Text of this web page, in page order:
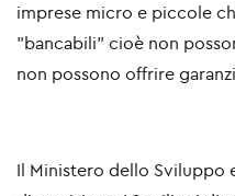
imprese micro e piccole
"bancabili" cioè non
non possono offrire
Il Ministero dello Sviluppo